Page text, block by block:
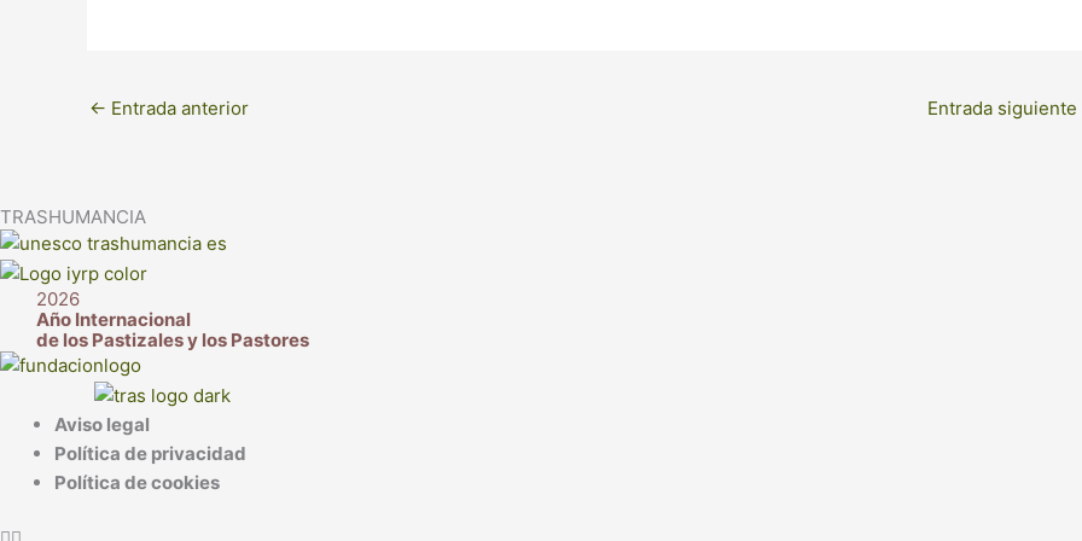
← Entrada anterior Entrada siguiente
TRASHUMANCIA
2026
Año Internacional
de los Pastizales y los Pastores
Aviso legal
Política de privacidad
Política de cookies